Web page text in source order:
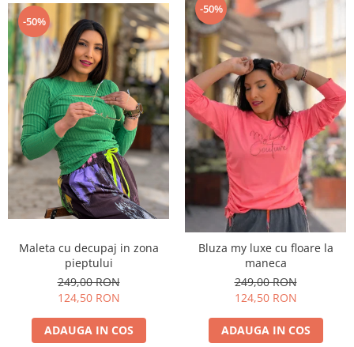
-50%
Maleta cu decupaj in zona
pieptului
249,00 RON
124,50 RON
ADAUGA IN COS
-50%
Bluza my luxe cu floare la
maneca
249,00 RON
124,50 RON
ADAUGA IN COS